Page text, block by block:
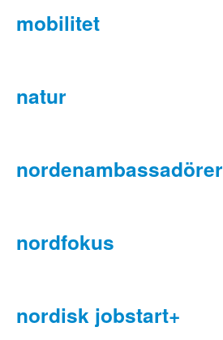
mobilitet
natur
nordenambassadörer
nordfokus
nordisk jobstart+